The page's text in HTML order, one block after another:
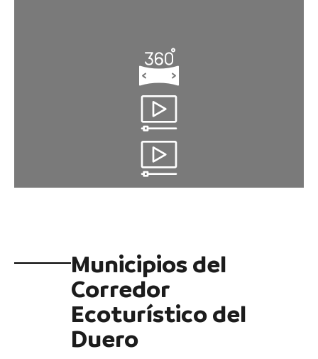
Municipios del
Corredor
Ecoturístico del
Duero